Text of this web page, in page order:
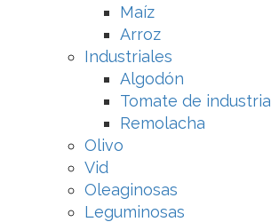
Maíz
Arroz
Industriales
Algodón
Tomate de industria
Remolacha
Olivo
Vid
Oleaginosas
Leguminosas